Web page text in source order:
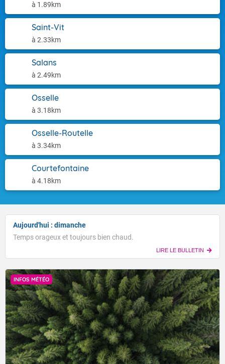
à 1.89km
Saint-Vit
à 2.33km
Salans
à 2.49km
Osselle
à 3.18km
Osselle-Routelle
à 3.34km
Courtefontaine
à 4.18km
Aujourd'hui : dimanche
Temps orageux et toujours bien chaud.
LIRE LE BULLETIN
INFOS MÉTÉO